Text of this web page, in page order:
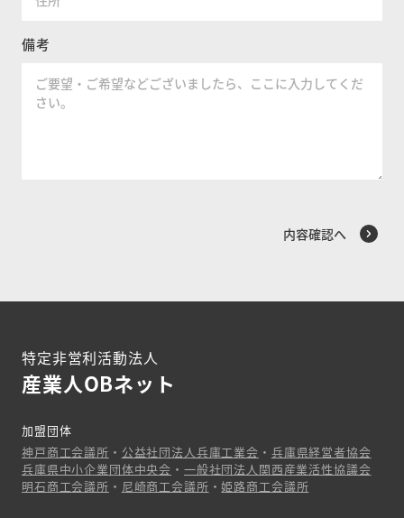
備考
特定非営利活動法人
産業人OBネット
加盟団体
神戸商工会議所 ・ 公益社団法人兵庫工業会 ・ 兵庫県経営者協会
兵庫県中小企業団体中央会 ・ 一般社団法人関西産業活性協議会
明石商工会議所 ・ 尼崎商工会議所 ・姫路商工会議所